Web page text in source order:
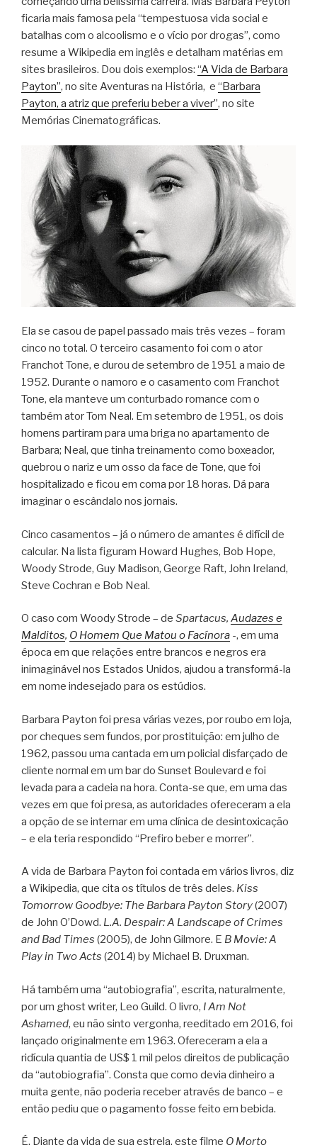
ficaria mais famosa pela “tempestuosa vida social e
batalhas com o alcoolismo e o vício por drogas”, como
resume a Wikipedia em inglês e detalham matérias em
sites brasileiros. Dou dois exemplos: “A Vida de Barbara
Payton”, no site Aventuras na História, e “Barbara
Payton, a atriz que preferiu beber a viver”, no site
Memórias Cinematográficas.
Ela se casou de papel passado mais três vezes – foram
cinco no total. O terceiro casamento foi com o ator
Franchot Tone, e durou de setembro de 1951 a maio de
1952. Durante o namoro e o casamento com Franchot
Tone, ela manteve um conturbado romance com o
também ator Tom Neal. Em setembro de 1951, os dois
homens partiram para uma briga no apartamento de
Barbara; Neal, que tinha treinamento como boxeador,
quebrou o nariz e um osso da face de Tone, que foi
hospitalizado e ficou em coma por 18 horas. Dá para
imaginar o escândalo nos jornais.
Cinco casamentos – já o número de amantes é difícil de
calcular. Na lista figuram Howard Hughes, Bob Hope,
Woody Strode, Guy Madison, George Raft, John Ireland,
Steve Cochran e Bob Neal.
O caso com Woody Strode – de Spartacus, Audazes e
Malditos, O Homem Que Matou o Facínora -, em uma
época em que relações entre brancos e negros era
inimaginável nos Estados Unidos, ajudou a transformá-la
em nome indesejado para os estúdios.
Barbara Payton foi presa várias vezes, por roubo em loja,
por cheques sem fundos, por prostituição: em julho de
1962, passou uma cantada em um policial disfarçado de
cliente normal em um bar do Sunset Boulevard e foi
levada para a cadeia na hora. Conta-se que, em uma das
vezes em que foi presa, as autoridades ofereceram a ela
a opção de se internar em uma clínica de desintoxicação
– e ela teria respondido “Prefiro beber e morrer”.
A vida de Barbara Payton foi contada em vários livros, diz
a Wikipedia, que cita os títulos de três deles. Kiss
Tomorrow Goodbye: The Barbara Payton Story(2007)
de John O’Dowd. L.A. Despair: A Landscape of Crimes
and Bad Times (2005), de John Gilmore. E B Movie: A
Play in Two Acts (2014) by Michael B. Druxman.
Há também uma “autobiografia”, escrita, naturalmente,
por um ghost writer, Leo Guild. O livro, I Am Not
Ashamed, eu não sinto vergonha, reeditado em 2016, foi
lançado originalmente em 1963. Ofereceram a ela a
ridícula quantia de US$ 1 mil pelos direitos de publicação
da “autobiografia”. Consta que como devia dinheiro a
muita gente, não poderia receber através de banco – e
então pediu que o pagamento fosse feito em bebida.
É. Diante da vida de sua estrela, este filme O Morto